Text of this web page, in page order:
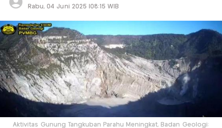
Rabu, 04 Juni 2025 |08:15 WIB
Aktivitas Gunung Tangkuban Parahu Meningkat, Badan Geologi: